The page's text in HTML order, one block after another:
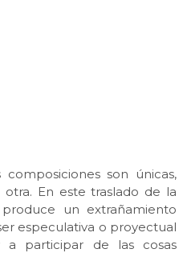
son únicas,
En este traslado de la
un extrañamiento
especulativa o proyectual
a participar de las cosas